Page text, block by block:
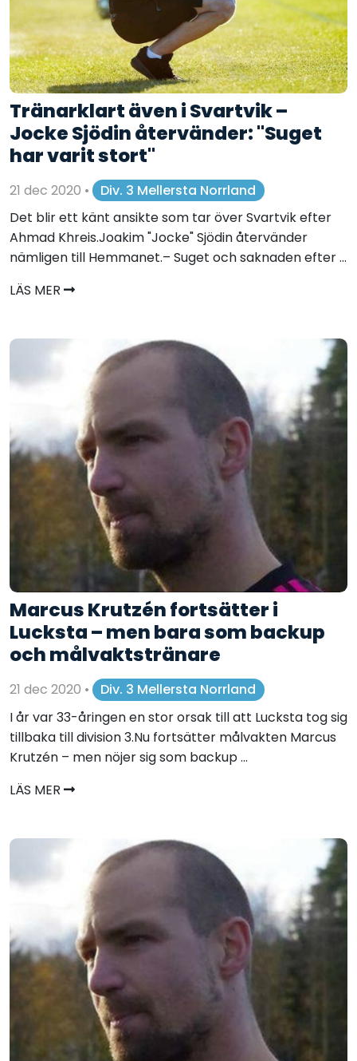
Tränarklart även i Svartvik –
Jocke Sjödin återvänder: "Suget
har varit stort"
21 dec 2020 •
Div. 3 Mellersta Norrland
Det blir ett känt ansikte som tar över Svartvik efter
Ahmad Khreis.Joakim "Jocke" Sjödin återvänder
nämligen till Hemmanet.– Suget och saknaden efter ...
LÄS MER
Marcus Krutzén fortsätter i
Lucksta – men bara som backup
och målvaktstränare
21 dec 2020 •
Div. 3 Mellersta Norrland
I år var 33-åringen en stor orsak till att Lucksta tog sig
tillbaka till division 3.Nu fortsätter målvakten Marcus
Krutzén – men nöjer sig som backup ...
LÄS MER